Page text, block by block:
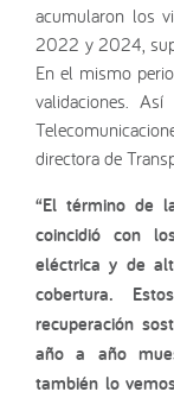
acumularon los
2022 y 2024,
En el mismo
validaciones.
directora de
“El término de
coincidió con
eléctrica y de
cobertura.
recuperación
año a año
también lo